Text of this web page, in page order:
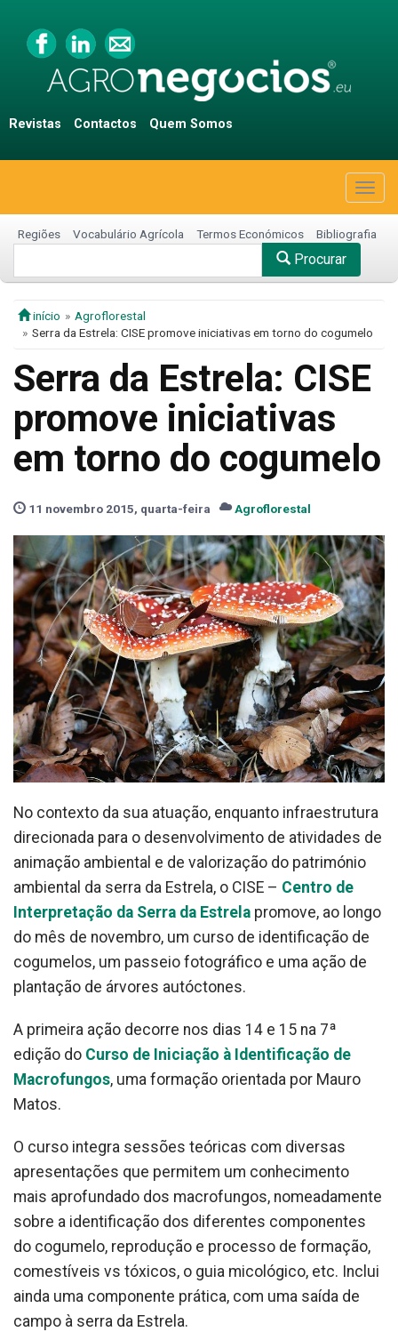
Revistas Contactos Quem Somos
Regiões Vocabulário Agrícola Termos Económicos Bibliografia
Procurar
início
Agroflorestal
Serra da Estrela: CISE promove iniciativas em torno do cogumelo
Serra da Estrela: CISE
promove iniciativas
em torno do cogumelo
11 novembro 2015, quarta-feira Agroflorestal
No contexto da sua atuação, enquanto infraestrutura
direcionada para o desenvolvimento de atividades de
animação ambiental e de valorização do património
ambiental da serra da Estrela, o CISE – Centro de
Interpretação da Serra da Estrela promove, ao longo
do mês de novembro, um curso de identificação de
cogumelos, um passeio fotográfico e uma ação de
plantação de árvores autóctones.
A primeira ação decorre nos dias 14 e 15 na 7ª
edição do Curso de Iniciação à Identificação de
Macrofungos, uma formação orientada por Mauro
Matos.
O curso integra sessões teóricas com diversas
apresentações que permitem um conhecimento
mais aprofundado dos macrofungos, nomeadamente
sobre a identificação dos diferentes componentes
do cogumelo, reprodução e processo de formação,
comestíveis vs tóxicos, o guia micológico, etc. Inclui
ainda uma componente prática, com uma saída de
campo à serra da Estrela.